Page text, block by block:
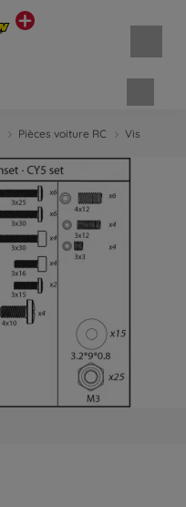
Pièces voiture RC Vis